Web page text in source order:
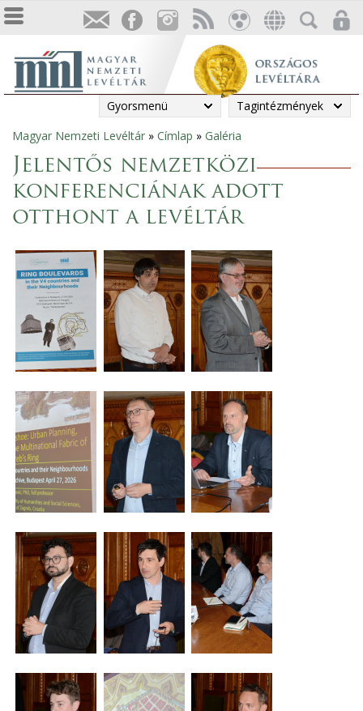
Gyorsmenü Tagintézmények
Jelenlegi
hely
Magyar Nemzeti Levéltár » Címlap » Galéria
Jelentős nemzetközi
konferenciának adott
otthont a levéltár